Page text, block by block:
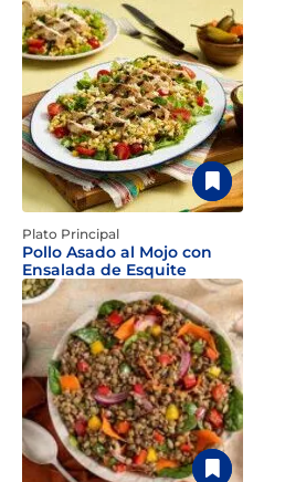
Plato Principal
Pollo Asado al Mojo con
Ensalada de Esquite